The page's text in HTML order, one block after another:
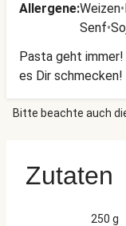
Allergene:Weizen•
Senf•
Pasta geht immer!
es Dir schmecken!
Bitte beachte auch
Zutaten
250 g